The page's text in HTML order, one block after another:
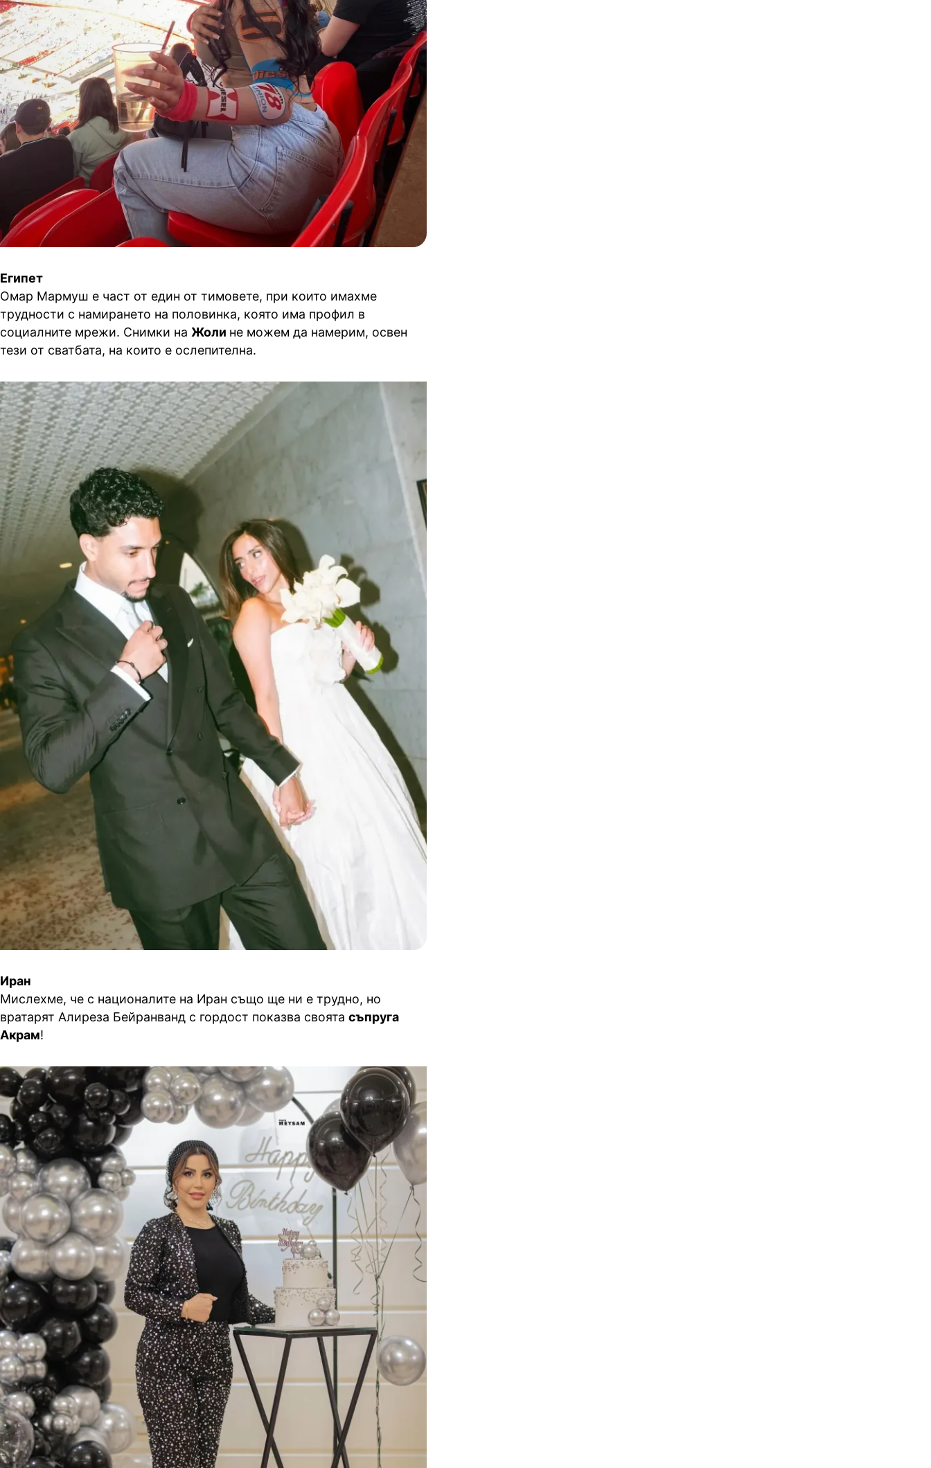
Египет
Омар Мармуш е част от един от тимовете, при които имахме
трудности с намирането на половинка, която има профил в
социалните мрежи. Снимки на Жоли не можем да намерим, освен
тези от сватбата, на които е ослепителна.
Иран
Мислехме, че с националите на Иран също ще ни е трудно, но
вратарят Алиреза Бейранванд с гордост показва своята съпруга
Акрам!